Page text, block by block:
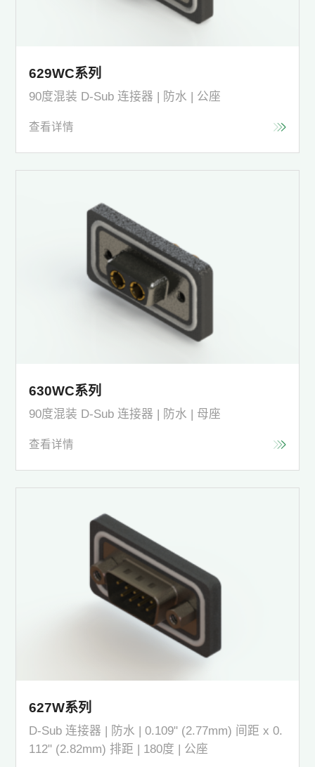
629WC系列
90度混装 D-Sub 连接器 | 防水 | 公座
查看详情
630WC系列
90度混装 D-Sub 连接器 | 防水 | 母座
查看详情
627W系列
D-Sub 连接器 | 防水 | 0.109" (2.77mm) 间距 x 0.
112" (2.82mm) 排距 | 180度 | 公座